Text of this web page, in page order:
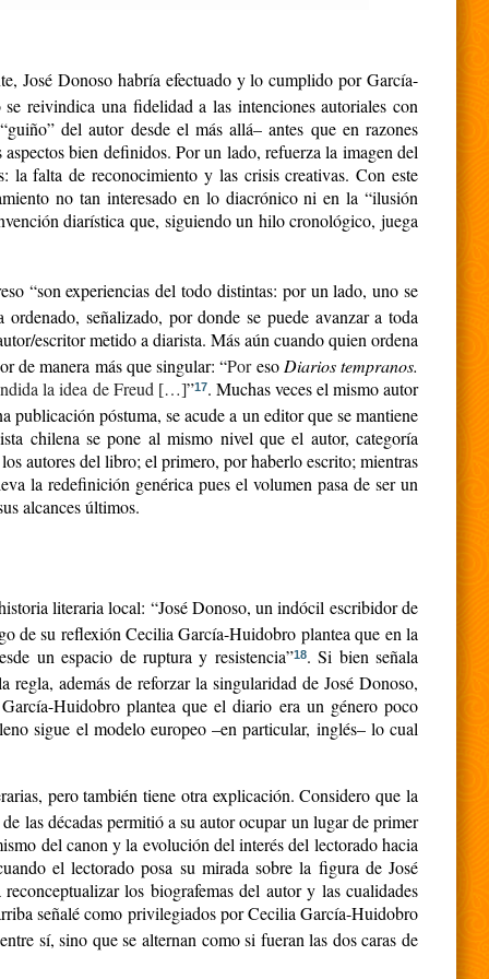
José Donoso habría efectuado y lo cumplido por García-
reivindica una fidelidad a las intenciones autoriales con
del autor desde el más allá– antes que en razones
bien definidos. Por un lado, refuerza la imagen del
la falta de reconocimiento y las crisis creativas. Con este
no tan interesado en lo diacrónico ni en la “ilusión
diarística que, siguiendo un hilo cronológico, juega
“son experiencias del todo distintas: por un lado, uno se
señalizado, por donde se puede avanzar a toda
escritor metido a diarista. Más aún cuando quien ordena
de manera más que singular: “Poreso Diarios tempranos.
la idea de Freud […]”17. Muchas veces el mismo autor
publicación póstuma, se acude a un editor que se mantiene
chilena se pone al mismo nivel que el autor, categoría
autores del libro; el primero, por haberlo escrito; mientras
la redefinición genérica pues el volumen pasa de ser un
alcances últimos.
literaria local: “José Donoso, un indócil escribidor de
de su reflexión Cecilia García-Huidobro plantea que en la
un espacio de ruptura y resistencia”18. Si bien señala
además de reforzar la singularidad de José Donoso,
Huidobro plantea que el diario era un género poco
sigue el modelo europeo –en particular, inglés– lo cual
pero también tiene otra explicación. Considero que la
las décadas permitió a su autor ocupar un lugar de primer
del canon y la evolución del interés del lectorado hacia
el lectorado posa su mirada sobre la figura de José
los biografemas del autor y las cualidades
señalé como privilegiados por Cecilia García-Huidobro
sí, sino que se alternan como si fueran las dos caras de